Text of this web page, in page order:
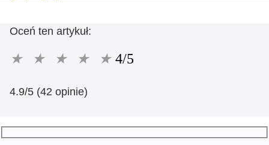
Oceń ten artykuł:
★ ★ ★ ★ ★ 4/5
4.9/5 (42 opinie)